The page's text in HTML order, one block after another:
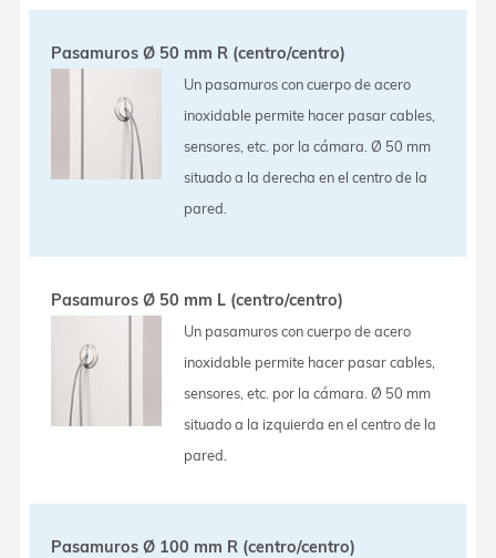
Pasamuros Ø 50 mm R (centro/centro)
Un pasamuros con cuerpo de acero
inoxidable permite hacer pasar cables,
sensores, etc. por la cámara. Ø 50 mm
situado a la derecha en el centro de la
pared.
Pasamuros Ø 50 mm L (centro/centro)
Un pasamuros con cuerpo de acero
inoxidable permite hacer pasar cables,
sensores, etc. por la cámara. Ø 50 mm
situado a la izquierda en el centro de la
pared.
Pasamuros Ø 100 mm R (centro/centro)